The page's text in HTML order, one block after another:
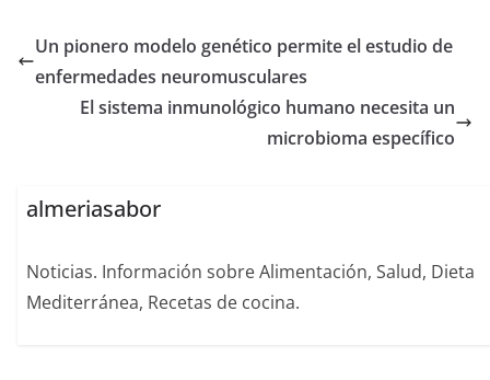
Un pionero modelo genético permite el estudio de
enfermedades neuromusculares
El sistema inmunológico humano necesita un
microbioma específico
almeriasabor
Noticias. Información sobre Alimentación, Salud, Dieta
Mediterránea, Recetas de cocina.